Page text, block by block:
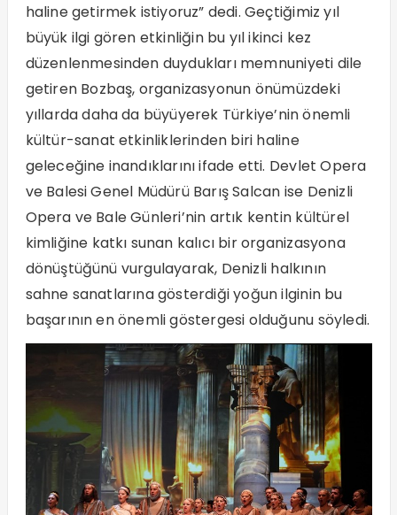
haline getirmek istiyoruz” dedi. Geçtiğimiz yıl
büyük ilgi gören etkinliğin bu yıl ikinci kez
düzenlenmesinden duydukları memnuniyeti dile
getiren Bozbaş, organizasyonun önümüzdeki
yıllarda daha da büyüyerek Türkiye’nin önemli
kültür-sanat etkinliklerinden biri haline
geleceğine inandıklarını ifade etti. Devlet Opera
ve Balesi Genel Müdürü Barış Salcan ise Denizli
Opera ve Bale Günleri’nin artık kentin kültürel
kimliğine katkı sunan kalıcı bir organizasyona
dönüştüğünü vurgulayarak, Denizli halkının
sahne sanatlarına gösterdiği yoğun ilginin bu
başarının en önemli göstergesi olduğunu söyledi.